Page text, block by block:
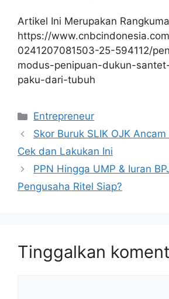
Artikel Ini Merupakan
https://
0241207081503-25-594112/
modus-penipuan-dukun-
paku-dari-tubuh
Kategori
Entrepreneur
Skor Buruk SLIK OJK
Cek dan Lakukan Ini
PPN Hingga UMP & Iuran
Pengusaha Ritel Siap?
Tinggalkan